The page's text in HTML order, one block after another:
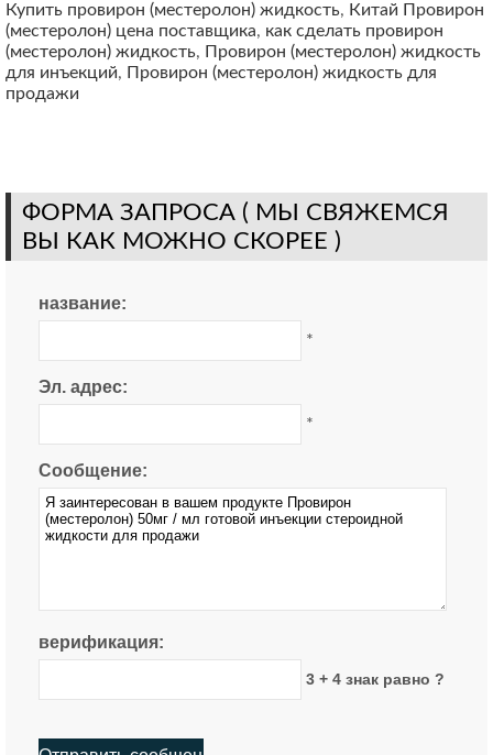
Купить провирон (местеролон) жидкость, Китай Провирон
(местеролон) цена поставщика, как сделать провирон
(местеролон) жидкость, Провирон (местеролон) жидкость
для инъекций, Провирон (местеролон) жидкость для
продажи
ФОРМА ЗАПРОСА ( МЫ СВЯЖЕМСЯ
ВЫ КАК МОЖНО СКОРЕЕ )
название:
*
Эл. адрес:
*
Сообщение:
верификация:
3 + 4 знак равно ?